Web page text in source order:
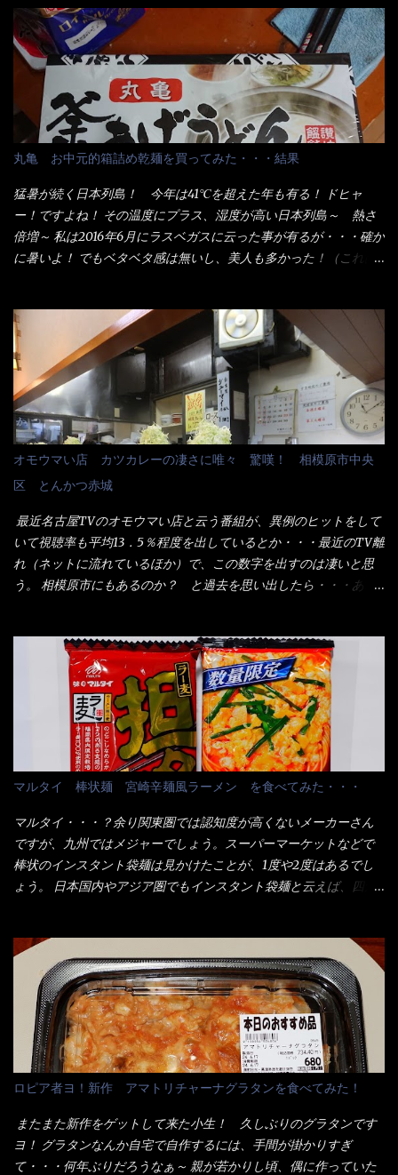
でる～ でもコレって食べきるまで湯に浸かっているわけで、最
初と最後では麺の固さというかコシが違う！ だったら湯なんか要
らないじゃん！ 茹で上げ直後の麺だけいいよ！となるでしょ
う。 事前にググって調べたら、やっぱり＜湯無し＞注文は、裏注
文方法としてあるらしい。 それと店員によっては、理解出来ない
者も居るらしい云う事。 そこでランチ混雑前に、行くのが店への
配慮でもある。 11:20 店内に入り・・・『釜揚げうどん得を湯ナ
シで！』と注文したら、近場にいたオッサン店員はキョトンとし
た顔『湯なし？』（これだ全く理解していないな） すると茹で方
の若い女性店員が『いい！いい！！』とオッサンを向こうへやっ
た。 でサッサと、木桶を用意してうどんだけ入れて出して来まし
た。 な～るほど、この事か・・・ で今日の2021年後半1回目のサ
＞サイズを食べられるか？である。 前回も、大しか食べていない
からね、得がどれくらいの満腹度になるのか？ この得サイズの木
桶は、銭湯で使う洗い桶サイズだなぁ～ この木桶サイズに、満々
と湯が注がれていたら食べ進むうちに、麺が伸びてしまうだろ
う。 これなら茹で上がった直後のままで、食べ進められるじゃな
いか！ 別皿で、葱と天かすを満タンに用意して、山葵も2つ。 そ
れに湯が無い利点として、汁が薄まらない！ これだよ、こ
れ！！ 湯があると、うどんと共に汁の方へ湯までも入ってしま
う。つまりラーメンの麺にスープが絡む現象ですな。 結局、伸び
ずに汁も薄らむこともなく・・最後の方で＜だし汁＞を少し追加
しました。 腹イッパイだけど、得サイズは全てお腹の中へ収まっ
たし満足達成度100％ 苦しいと云う事も無いな！ まだ鶏天1個位
は入りそうだね。 と云う事で、今回＜釜揚げうどんの湯無し＞を
試したら、確...
丸亀 お中元的箱詰め乾麺を買ってみた・・・結果
猛暑が続く日本列島！ 今年は41℃を超えた年も有る！ ドヒャ
ー！ですよね！ その温度にプラス、湿度が高い日本列島～ 熱さ
倍増～ 私は2016年6月にラスベガスに云った事が有るが・・・確か
に暑いよ！ でもベタベタ感は無いし、美人も多かった！（これは
中元は、丁度お盆の夏場に日頃お世話になっている方への＜ご挨
拶＞としての贈り物の習慣です。 今では、大分廃れてしまってい
るかと・・・小生もお中元やお歳暮など送った事は無い！（キッ
パリ） まぁ～この慣習が残っているのは、官公庁や超大手企業戦
士（昇進目的）などの世界でしょう。 要は、ゴマスリ・・・てな
感じかな。 丸亀製麺と云えば、大阪誕生→全国区（北海道と沖縄
は？）へ広がった、讃岐饂飩チェーン店大手といっても過言では
無いでしょう。 各店舗で、毎日饂飩を打っているので饂飩好きの
方には店舗に寄って違う！と云う人も居るらしい・・ そんな大手
讃岐饂飩チェーン店と関係があるのか？ 箱詰め乾麺！ このパッ
ケージからすれば、間違いなく贈答用目的でしょう。 そんな贈答
用箱詰め饂飩・・・またもやメガドンキで発見し購入！ 中身は、
この様な状態です。 乾麺の束が6束／一パックになっており、それ
1280円と云った感じです。 で私は幾らで、メガドンキでゲットし
たかって？ それは非常に言いづらい・・・色々と各方面へ忖度し
て、激安だったとだけ申し上げましょう。 早速1袋を大釜で茹で～
ハイ、約15分ほど茹で上げた状態です。 当家には、高齢者がいる
ので少し柔らかく・・・ 茹で上がった饂飩は、お店の饂飩に比べ
＜細い＞です。 どちらかと云えば、稲庭饂飩的な太さですね。 さ
てこれを、どの様に食べるか？ 長葱無かったので、玉葱を刻んで
八王子ラーメン風月見つけうどん！ 冷やし釜あげうどん～です。
ラーメン丼に、冷水を軽く張って饂飩を盛り付け、お椀に昆布出
汁つゆと長葱に山葵です。 これでツルツル～と頂きました。 良い
じゃないか～...
オモウマい店 カツカレーの凄さに唯々 驚嘆！ 相模原市中央
区 とんかつ赤城
最近名古屋TVのオモウマい店と云う番組が、異例のヒットをして
いて視聴率も平均13．5％程度を出しているとか・・・最近のTV離
れ（ネットに流れているほか）で、この数字を出すのは凄いと思
う。 相模原市にもあるのか？ と過去を思い出したら・・・あっ
当している。 まずはこれを見て欲しい！ カウンターに置かれた＜
お皿＞である。 直ぐに気づいたでしょう！ 何かキャベツが山じ
ゃないか！？ ハイ、山です。 これが標準なのです。 普通のとん
かつ屋のキャベツと比べたら、10人前ほどあるか？ 値段的には、
メイン（主流は1,000超）＋定食セット350円程と値段的には、そ
れ程では安い訳でも無いが、客足が絶えない人気店である。 そん
なメニューのなかで、リーズナブルで頂ける＜映え＞るメニュー
が＜カツカレー＞だ！ これです。 当時1,000円税込だった
が・・・今も変わらないと思うけど・・・ これが出てくると、カ
ウンター中からOH～と声が飛ぶ！ 写真は、キャベツ少なめでお願
いしています。 皿のサイズは、直径30cmほどあります。 そこに
ドカ盛のキャベツと御飯にカレーがかかっています。 カレーは辛
ンとした厚さのあるトンカツです。 それも揚げたての熱々です。
これを難なく完食出来なければ、漢では無い！と云っても過言で
はないだろう。 この他も、兎に角ボリューム満点で＜薄カツ＞と
呼ばれるメニューは、トンカツが2枚重ねて出てくるだ！ 1枚が薄
いから、2枚乗せにしたらしいけど・・・
マルタイ 棒状麺 宮崎辛麺風ラーメン を食べてみた・・・
マルタイ・・・？余り関東圏では認知度が高くないメーカーさん
ですが、九州ではメジャーでしょう。スーパーマーケットなどで
棒状のインスタント袋麺は見かけたことが、1度や2度はあるでし
ょう。 日本国内やアジア圏でもインスタント袋麺と云えば、四角
イ棒状ラーメンを、OKストアで見かけ思わず手に取って買い物篭
へ 坦々まぜそばと＜数量限定＞宮崎辛麺風ラーメン オーッといき
なり私の胃袋をグサッと・・・・ 棒状インスタントラーメンの
デビューが決まりました。 か・ら・め・ん・辛麺！ 宮崎辛麺は
チャルメラや日清からも出されている、辛口のラーメンじゃ
ん！！ 酸っぱくしたら、酸辣湯麺？なんてね。 よし今日のサラ
メシは、宮崎辛麺にしよう！ それではまず袋を開けると・・・ な
んだか紙に巻かれた棒状の麺が二束、調味油と粉末スープ！ やは
り見慣れない姿・・・何だかチョッと高級感的な・・・だって透
明なトレイに並んだ棒状麺なんて見慣れないからねぇ～（コスト
がかかる） 袋の裏側を見ると、韮とか卵の用意を勧めている。
ロピア者ヨ！新作 アマトリチャーナグラタンを食べてみた！
またまた新作をゲットして来た小生！ 久しぶりのグラタンです
ヨ！ グラタンなんか自宅で自作するには、手間が掛かりすぎ
て・・・何年ぶりだろうなぁ～ 親が若かりし頃、偶に作っていた